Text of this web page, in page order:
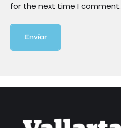
for the next time I comment.
Envíar